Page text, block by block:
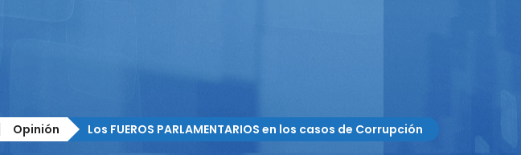
Opinión Los FUEROS PARLAMENTARIOS en los casos de Corrupción